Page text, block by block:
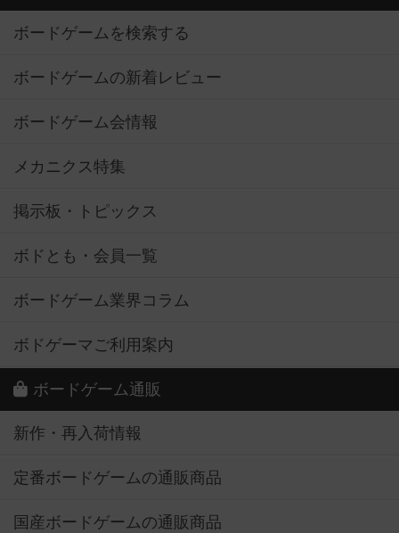
ボードゲームを検索する
ボードゲームの新着レビュー
ボードゲーム会情報
メカニクス特集
掲示板・トピックス
ボドとも・会員一覧
ボードゲーム業界コラム
ボドゲーマご利用案内
ボードゲーム通販
新作・再入荷情報
定番ボードゲームの通販商品
国産ボードゲームの通販商品